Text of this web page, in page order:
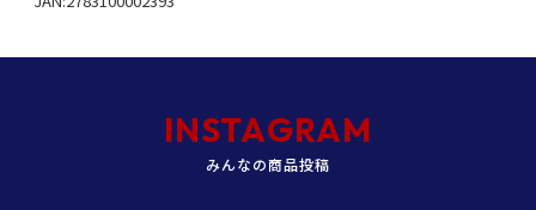
INSTAGRAM
みんなの商品投稿